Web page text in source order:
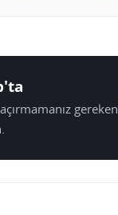
gereken